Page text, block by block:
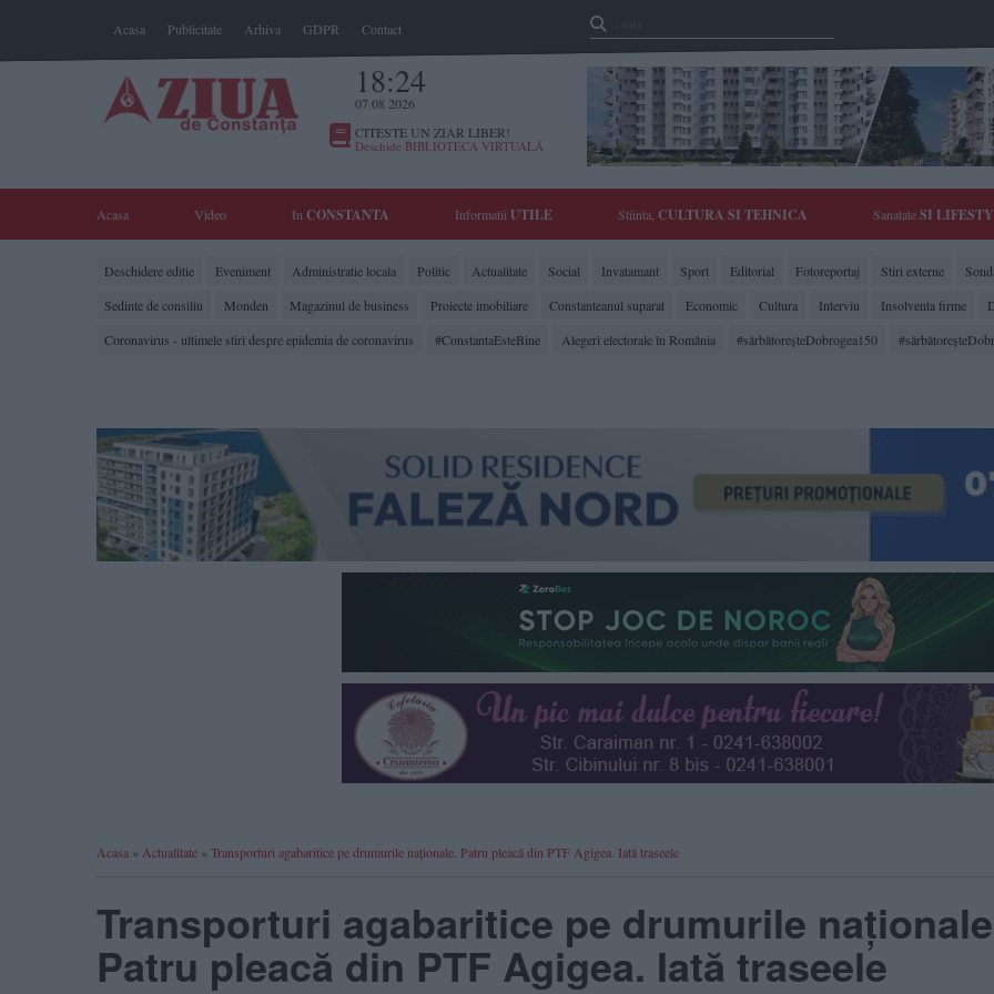
Acasa Publicitate Arhiva GDPR Contact
18:24
07 08 2026
CITESTE UN ZIAR LIBER!
Deschide BIBLIOTECA VIRTUALĂ
Acasa Video In CONSTANTA Informatii UTILE Stiinta, CULTURA SI TEHNICA SanatateSI
Deschidere editie Eveniment Administratie locala Politic Actualitate Social Invatamant Sport Editorial Fotoreportaj Stiri externe
Sedinte de consiliu
Monden Magazinul de business Proiecte imobiliare Constanteanul suparat Economic Cultura Interviu Insolventa firme
Coronavirus - ultimele stiri despre epidemia de coronavirus
#ConstantaEsteBine Alegeri electorale în România #sărbătoreşteDobrogea150
Acasa » Actualitate » Transporturi agabaritice pe drumurile naționale. Patru pleacă din PTF Agigea. Iată traseele
Transporturi agabaritice pe drumurile
Patru pleacă din PTF Agigea. Iată traseele